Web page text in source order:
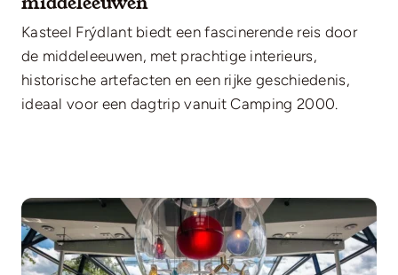
Kasteel Frýdlant biedt een fascinerende reis door
de middeleeuwen, met prachtige interieurs,
historische artefacten en een rijke geschiedenis,
ideaal voor een dagtrip vanuit Camping 2000.